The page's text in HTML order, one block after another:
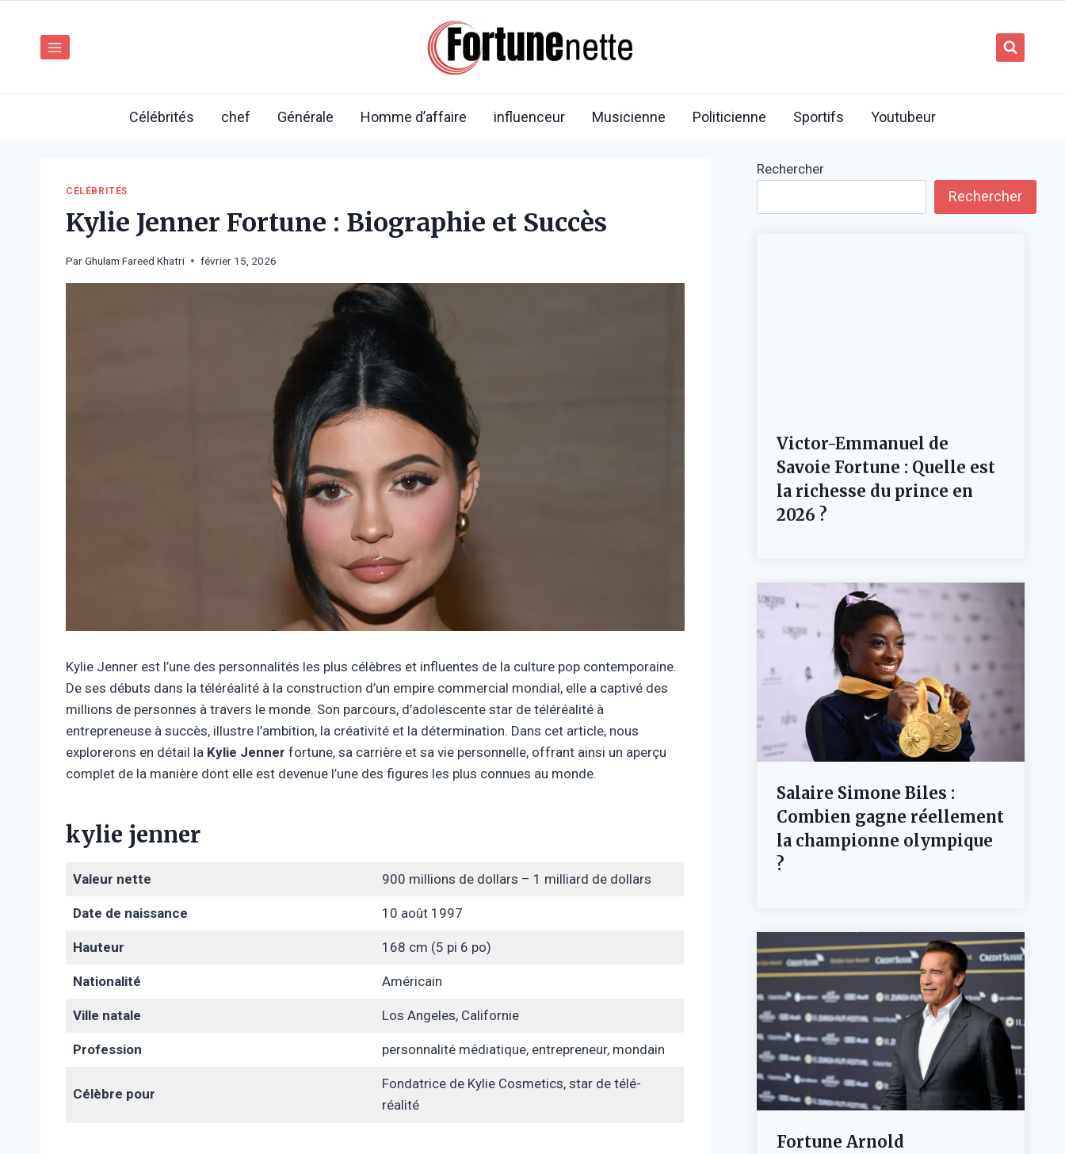
Célébrités chef Générale Homme d’affaire influenceur Musicienne Politicienne Sportifs Youtubeur
CÉLÉBRITÉS
Kylie Jenner Fortune : Biographie et Succès
ParGhulam Fareed Khatri février 15, 2026
Kylie Jenner est l’une des personnalités les plus célèbres et influentes de la culture pop contemporaine.
De ses débuts dans la téléréalité à la construction d’un empire commercial mondial, elle a captivé des
millions de personnes à travers le monde. Son parcours, d’adolescente star de téléréalité à
entrepreneuse à succès, illustre l’ambition, la créativité et la détermination. Dans cet article, nous
explorerons en détail la Kylie Jenner fortune, sa carrière et sa vie personnelle, offrant ainsi un aperçu
complet de la manière dont elle est devenue l’une des figures les plus connues au monde.
kylie jenner
Valeur nette 900 millions de dollars – 1 milliard de dollars
Date de naissance 10 août 1997
Hauteur 168 cm (5 pi 6 po)
Nationalité Américain
Ville natale Los Angeles, Californie
Profession personnalité médiatique, entrepreneur, mondain
Célèbre pour
Fondatrice de Kylie Cosmetics, star de télé-
réalité
Rechercher
Rechercher
Victor-Emmanuel de
Savoie Fortune : Quelle est
la richesse du prince en
2026 ?
Salaire Simone Biles :
Combien gagne réellement
la championne olympique
?
Fortune Arnold